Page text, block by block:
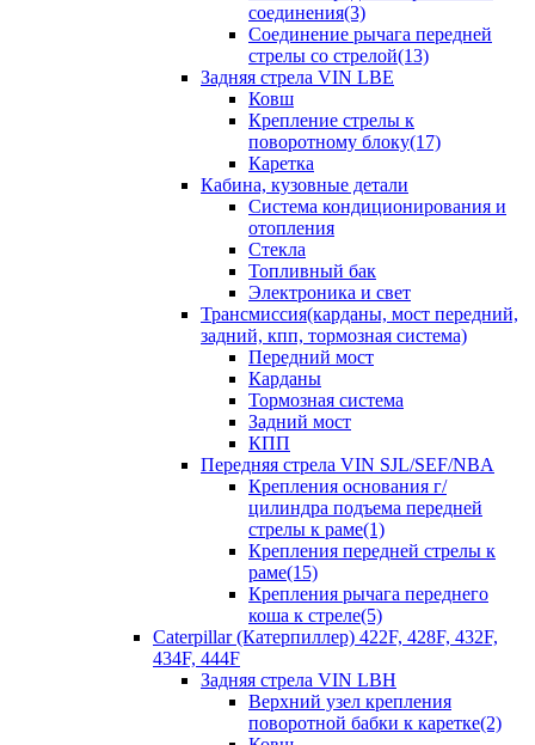
соединения(3)
Соединение рычага передней
стрелы со стрелой(13)
Задняя стрела VIN LBE
Ковш
Крепление стрелы к
поворотному блоку(17)
Каретка
Кабина, кузовные детали
Система кондиционирования и
отопления
Стекла
Топливный бак
Электроника и свет
Трансмиссия(карданы, мост передний,
задний, кпп, тормозная система)
Передний мост
Карданы
Тормозная система
Задний мост
КПП
Передняя стрела VIN SJL/SEF/NBA
Крепления основания г/
цилиндра подъема передней
стрелы к раме(1)
Крепления передней стрелы к
раме(15)
Крепления рычага переднего
коша к стреле(5)
Caterpillar (Катерпиллер) 422F, 428F, 432F,
434F, 444F
Задняя стрела VIN LBH
Верхний узел крепления
поворотной бабки к каретке(2)